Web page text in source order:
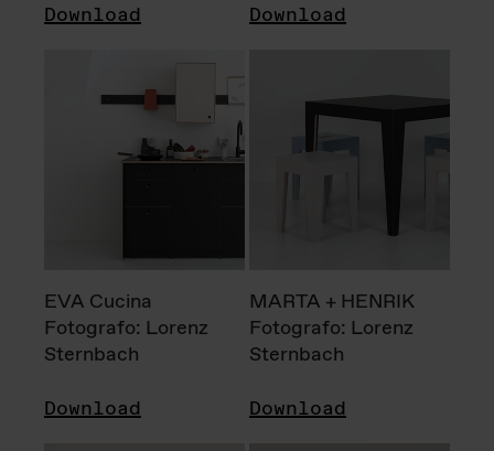
Download Download
EVA Cucina
Fotografo: Lorenz
Sternbach
Download
MARTA + HENRIK
Fotografo: Lorenz
Sternbach
Download